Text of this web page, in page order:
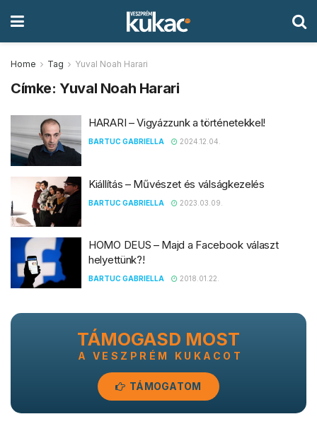
Home Tag Yuval Noah Harari
Címke:Yuval Noah Harari
HARARI – Vigyázzunk a történetekkel!
BARTUC GABRIELLA 2024.12.04.
Kiállítás – Művészet és válságkezelés
BARTUC GABRIELLA 2023.03.09.
HOMO DEUS – Majd a Facebook választ
helyettünk?!
BARTUC GABRIELLA 2018.01.22.
TÁMOGASD MOST
A VESZPRÉM KUKACOT
TÁMOGATOM